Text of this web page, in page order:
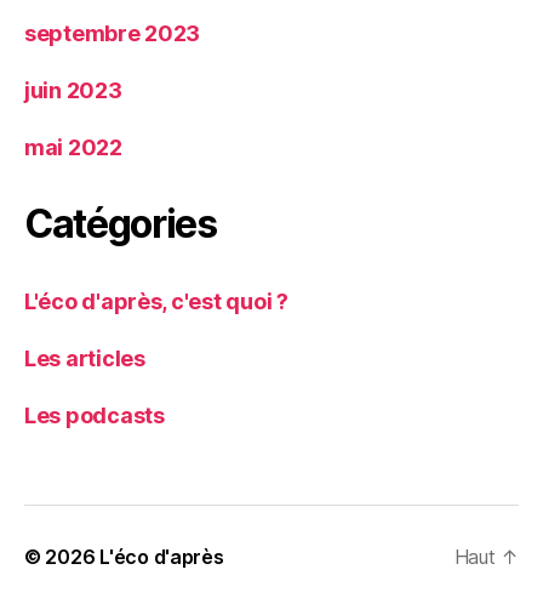
septembre 2023
juin 2023
mai 2022
Catégories
L'éco d'après, c'est quoi ?
Les articles
Les podcasts
© 2026 L'éco d'après Haut ↑